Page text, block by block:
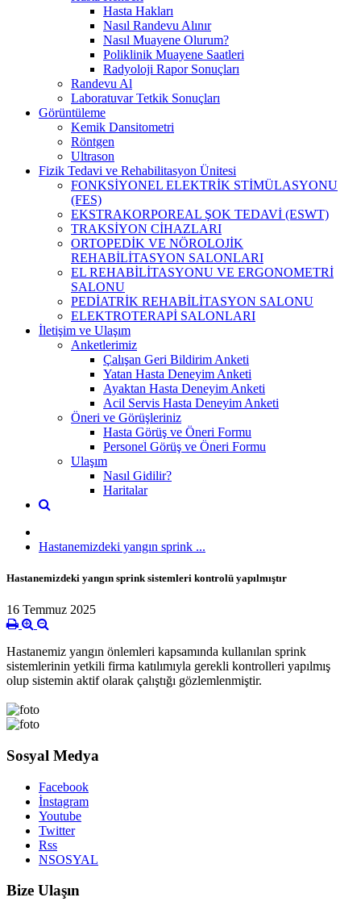
Hasta Hakları
Nasıl Randevu Alınır
Nasıl Muayene Olurum?
Poliklinik Muayene Saatleri
Radyoloji Rapor Sonuçları
Randevu Al
Laboratuvar Tetkik Sonuçları
Görüntüleme
Kemik Dansitometri
Röntgen
Ultrason
Fizik Tedavi ve Rehabilitasyon Ünitesi
FONKSİYONEL ELEKTRİK STİMÜLASYONU
(FES)
EKSTRAKORPOREAL ŞOK TEDAVİ (ESWT)
TRAKSİYON CİHAZLARI
ORTOPEDİK VE NÖROLOJİK
REHABİLİTASYON SALONLARI
EL REHABİLİTASYONU VE ERGONOMETRİ
SALONU
PEDİATRİK REHABİLİTASYON SALONU
ELEKTROTERAPİ SALONLARI
İletişim ve Ulaşım
Anketlerimiz
Çalışan Geri Bildirim Anketi
Yatan Hasta Deneyim Anketi
Ayaktan Hasta Deneyim Anketi
Acil Servis Hasta Deneyim Anketi
Öneri ve Görüşleriniz
Hasta Görüş ve Öneri Formu
Personel Görüş ve Öneri Formu
Ulaşım
Nasıl Gidilir?
Haritalar
Hastanemizdeki yangın sprink ...
Hastanemizdeki yangın sprink sistemleri kontrolü yapılmıştır
16 Temmuz 2025
Hastanemiz yangın önlemleri kapsamında kullanılan sprink
sistemlerinin yetkili firma katılımıyla gerekli kontrolleri yapılmış
olup sistemin aktif olarak çalıştığı gözlemlenmiştir.
Sosyal Medya
Facebook
İnstagram
Youtube
Twitter
Rss
NSOSYAL
Bize Ulaşın